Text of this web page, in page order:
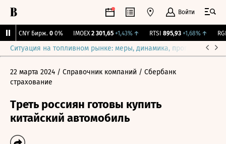
Войти
CNY Бирж. 0 0% IMOEX 2 301,65 +1,43%↑ RTSI 895,93 +1,68%↑ RGBI
Ситуация на топливном рынке: меры, динамика, прогнозы
22 марта 2024 / Справочник компаний / Сбербанк
страхование
Треть россиян готовы купить
китайский автомобиль